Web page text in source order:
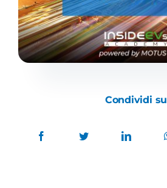
Academy
Condividi su